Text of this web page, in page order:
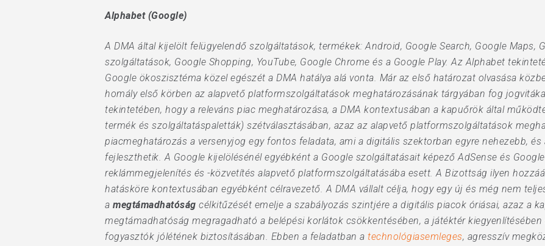
Alphabet (Google)
A DMA által kijelölt felügyelendő szolgáltatások, termékek: Android, Google Search, Google Maps,
szolgáltatások, Google Shopping, YouTube, Google Chrome és a Google Play. Az Alphabet
Google ökoszisztéma közel egészét a DMA hatálya alá vonta. Már az első határozat olvasása
homály első körben az alapvető platformszolgáltatások meghatározásának tárgyában fog
tekintetében, hogy a releváns piac meghatározása, a DMA kontextusában a kapuőrök által
termék és szolgáltatáspaletták) szétválasztásában, azaz az alapvető platformszolgáltatások
piacmeghatározás a versenyjog egy fontos feladata, ami a digitális szektorban egyre nehezebb,
fejleszthetik. A Google kijelölésénél egyébként a Google szolgáltatásait képező AdSense és
reklámmegjelenítés és -közvetítés alapvető platformszolgáltatásába esett. A Bizottság ilyen
hatásköre kontextusában egyébként célravezető. A DMA vállalt célja, hogy egy új és még nem
a megtámadhatóság célkitűzését emelje a szabályozás szintjére a digitális piacok óriásai, azaz a
megtámadhatóság megragadható a belépési korlátok csökkentésében, a játéktér kiegyenlítésében
fogyasztók jólétének biztosításában. Ebben a feladatban a technológiasemleges, agresszív